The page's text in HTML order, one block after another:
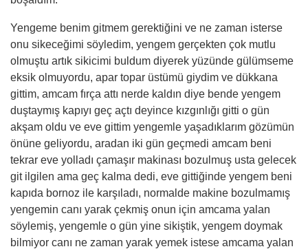
Yengeme benim gitmem gerektiğini ve ne zaman isterse
onu sikeceğimi söyledim, yengem gerçekten çok mutlu
olmuştu artık sikicimi buldum diyerek yüzünde gülümseme
eksik olmuyordu, apar topar üstümü giydim ve dükkana
gittim, amcam fırça attı nerde kaldın diye bende yengem
duştaymış kapıyı geç açtı deyince kızgınlığı gitti o gün
akşam oldu ve eve gittim yengemle yaşadıklarım gözümün
önüne geliyordu, aradan iki gün geçmedi amcam beni
tekrar eve yolladı çamaşır makinası bozulmuş usta gelecek
git ilgilen ama geç kalma dedi, eve gittiğinde yengem beni
kapıda bornoz ile karşıladı, normalde makine bozulmamış
yengemin canı yarak çekmiş onun için amcama yalan
söylemiş, yengemle o gün yine sikiştik, yengem doymak
bilmiyor canı ne zaman yarak yemek istese amcama yalan